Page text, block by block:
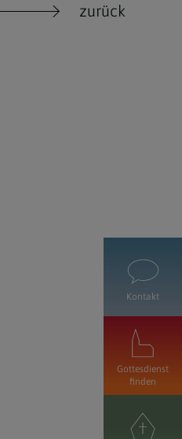
Kontakt
Gottesdienst
finden
zurück